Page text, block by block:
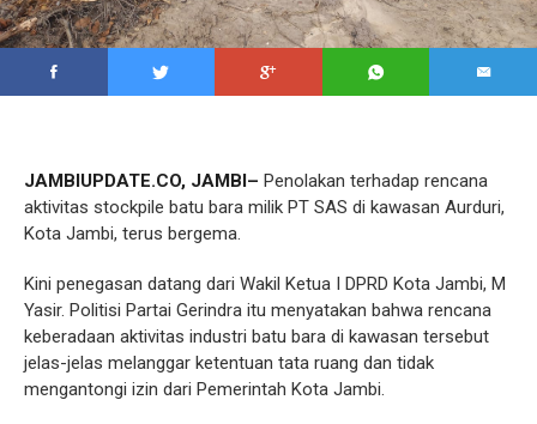
JAMBIUPDATE.CO, JAMBI– Penolakan terhadap rencana
aktivitas stockpile batu bara milik PT SAS di kawasan Aurduri,
Kota Jambi, terus bergema.
Kini penegasan datang dari Wakil Ketua I DPRD Kota Jambi, M
Yasir. Politisi Partai Gerindra itu menyatakan bahwa rencana
keberadaan aktivitas industri batu bara di kawasan tersebut
jelas-jelas melanggar ketentuan tata ruang dan tidak
mengantongi izin dari Pemerintah Kota Jambi.